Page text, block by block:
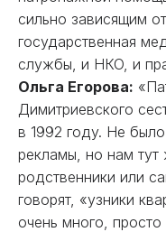
сильно зависящим
государственная
службы, и НКО, и
Ольга Егорова:
Димитриевского
в 1992 году. Не
рекламы, но нам
родственники или
говорят, «узники
очень много,